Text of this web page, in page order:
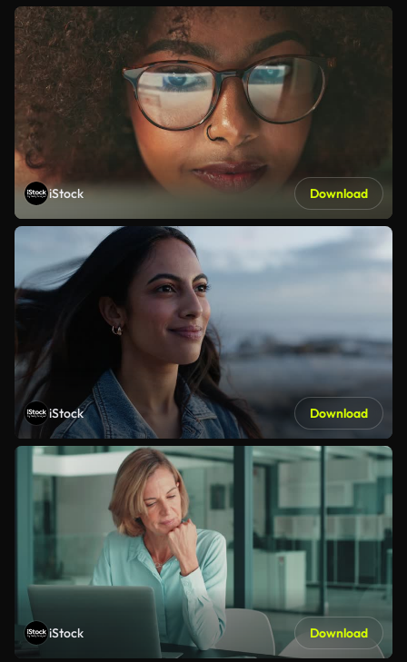
iStock Download
iStock Download
iStock Download